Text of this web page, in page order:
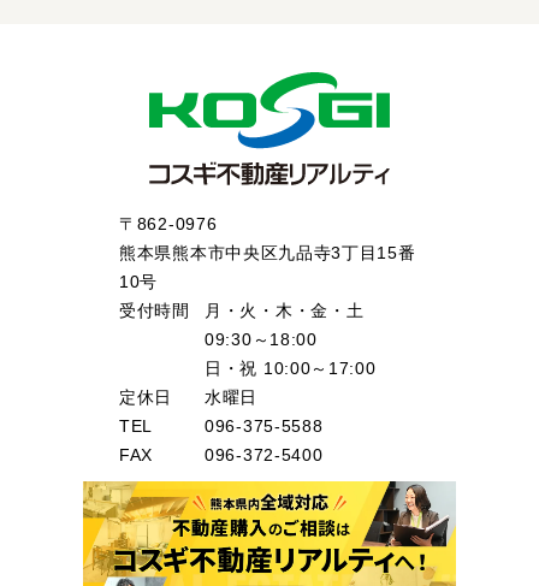
〒862-0976
熊本県熊本市中央区九品寺3丁目15番
10号
受付時間
月・火・木・金・土
09:30～18:00
日・祝 10:00～17:00
定休日
水曜日
TEL
096-375-5588
FAX
096-372-5400